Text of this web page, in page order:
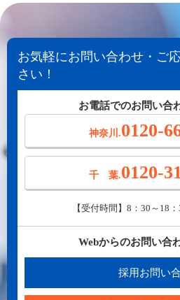
お気軽にお問い合わせ・ご
さい！
お電話でのお問い合
神奈川.0120-
千 葉.0120-
【受付時間】8：30～18
Webからのお問い合
採用お問い